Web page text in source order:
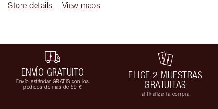
Store details
View maps
ENVÍO GRATUITO
Envío estándar GRATIS con los
pedidos de más de 59 €
ELIGE 2 MUESTRAS
GRATUITAS
al finalizar la compra